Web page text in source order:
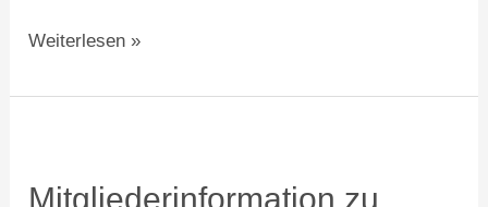
Weiterlesen »
Mitgliederinformation zu
Heizkostensteigerung